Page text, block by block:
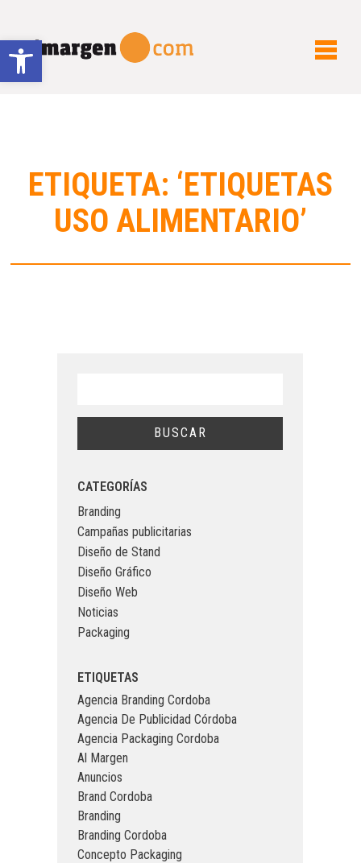
Abrir barra de herramientas
ETIQUETA: ‘ETIQUETAS
USO ALIMENTARIO’
CATEGORÍAS
Branding
Campañas publicitarias
Diseño de Stand
Diseño Gráfico
Diseño Web
Noticias
Packaging
ETIQUETAS
Agencia Branding Cordoba
Agencia De Publicidad Córdoba
Agencia Packaging Cordoba
Al Margen
Anuncios
Brand Cordoba
Branding
Branding Cordoba
Concepto Packaging